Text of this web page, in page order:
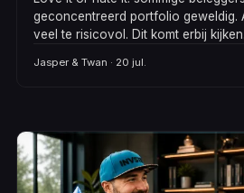
geconcentreerd portfolio geweldig.
veel te risicovol. Dit komt erbij kijken.
Jasper & Twan · 20 jul.